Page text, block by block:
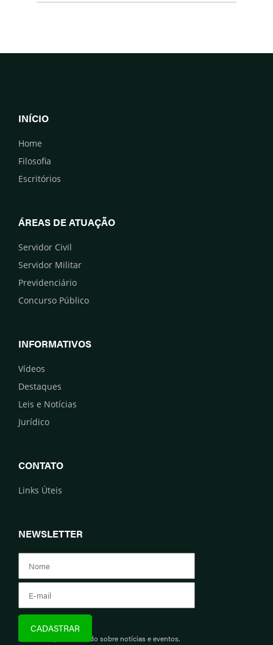
INÍCIO
Home
Filosofia
Escritórios
ÁREAS DE ATUAÇÃO
Servidor Civil
Servidor Militar
Previdenciário
Concurso Público
INFORMATIVOS
Vídeos
Destaques
Leis e Notícias
Jurídico
CONTATO
Links Úteis
NEWSLETTER
Assine e fique informado sobre notícias e eventos.